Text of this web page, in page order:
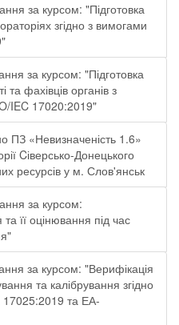
за курсом: "Підготовка
згідно з вимогами
за курсом: "Підготовка
та фахівців органів з
IEC 17020:2019"
ПЗ «Невизначеність 1.6»
Cіверсько-Донецького
ресурсів у м. Слов'янськ
за курсом:
її оцінювання під час
за курсом: "Верифікація
та калібрування згідно
та ЕА-